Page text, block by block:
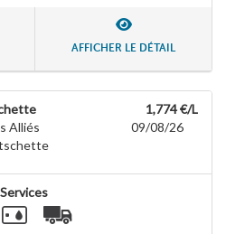
AFFICHER LE DÉTAIL
Alliés
1,774 €/L
09/08/26
Services